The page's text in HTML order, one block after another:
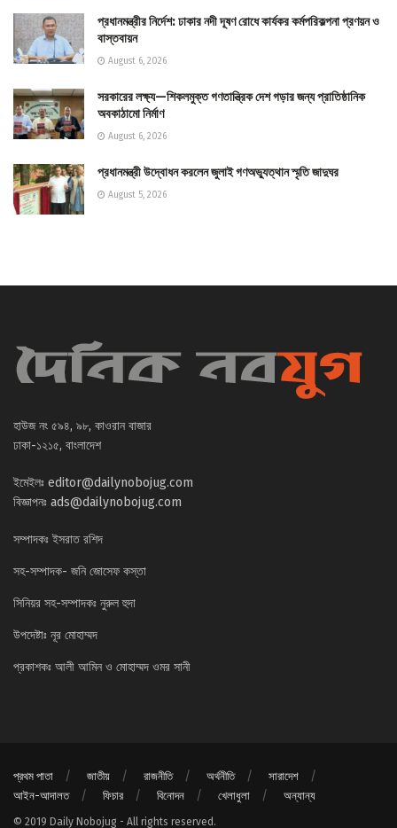
প্রধানমন্ত্রীর নির্দেশ: ঢাকার নদী দূষণ রোধে কার্যকর কর্মপরিকল্পনা প্রণয়ন ও
বাস্তবায়ন
August 6, 2026
সরকারের লক্ষ্য—শিকলমুক্ত গণতান্ত্রিক দেশ গড়ার জন্য প্রাতিষ্ঠানিক
অবকাঠামো নির্মাণ
August 6, 2026
প্রধানমন্ত্রী উদ্বোধন করলেন জুলাই গণঅভ্যুত্থান স্মৃতি জাদুঘর
August 5, 2026
হাউজ নং ৫৯৪, ৯৮, কাওরান বাজার
ঢাকা-১২১৫, বাংলাদেশ
ইমেইলঃ editor@dailynobojug.com
বিজ্ঞাপনঃ ads@dailynobojug.com
সম্পাদকঃ ইসরাত রশিদ
সহ-সম্পাদক- জনি জোসেফ কস্তা
সিনিয়র সহ-সম্পাদকঃ নুরুল হুদা
উপদেষ্টাঃ নূর মোহাম্মদ
প্রকাশকঃ আলী আমিন ও মোহাম্মদ ওমর সানী
প্রথম পাতা জাতীয় রাজনীতি অর্থনীতি
সারাদেশ
আইন-আদালত
ফিচার বিনোদন খেলাধুলা অন্যান্য
© 2019 Daily Nobojug - All rights reserved.